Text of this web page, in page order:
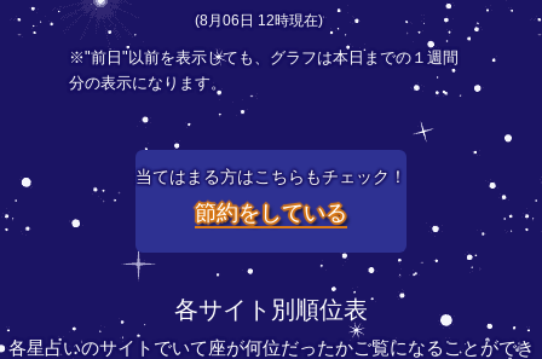
(8月06日 12時現在)
※"前日"以前を表示しても、グラフは本日までの１週間
分の表示になります。
当てはまる方はこちらもチェック！
節約をしている
各サイト別順位表
各星占いのサイトでいて座が何位だったかご覧になることができ